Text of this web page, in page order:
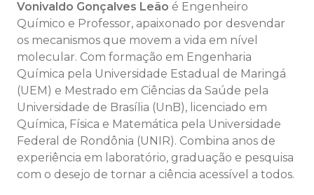
Vonivaldo Gonçalves Leão é Engenheiro
Químico e Professor, apaixonado por desvendar
os mecanismos que movem a vida em nível
molecular. Com formação em Engenharia
Química pela Universidade Estadual de Maringá
(UEM) e Mestrado em Ciências da Saúde pela
Universidade de Brasília (UnB), licenciado em
Química, Física e Matemática pela Universidade
Federal de Rondônia (UNIR). Combina anos de
experiência em laboratório, graduação e pesquisa
com o desejo de tornar a ciência acessível a todos.